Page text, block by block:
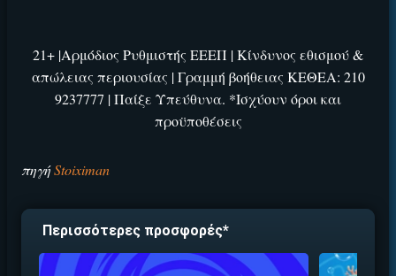
21+ |Αρμόδιος Ρυθμιστής ΕΕΕΠ | Κίνδυνος εθισμού &
απώλειας περιουσίας | Γραμμή βοήθειας ΚΕΘΕΑ: 210
9237777 | Παίξε Υπεύθυνα. *Ισχύουν όροι και
προϋποθέσεις
πηγήStoiximan
Περισσότερες προσφορές*
Βρέθηκε στοιχηματική με: